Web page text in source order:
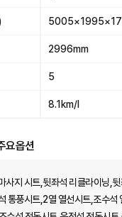
2996mm
5
8.1km/l
요옵션
사지 시트,뒷좌석 리클라이닝,뒷
통풍시트,2열 열선시트,조수석